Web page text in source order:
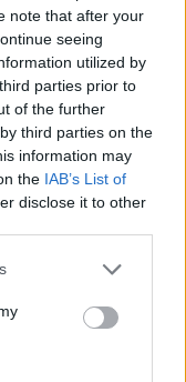
note that after your
seeing
utilized by
parties prior to
of the further
third parties on the
information may
the IAB’s List of
disclose it to other